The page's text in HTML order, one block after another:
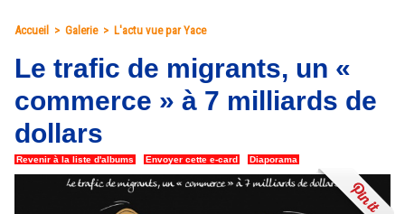
Accueil > Galerie > L'actu vue par Yace
Le trafic de migrants, un «
commerce » à 7 milliards de
dollars
Revenir à la liste d'albums Envoyer cette e-card Diaporama